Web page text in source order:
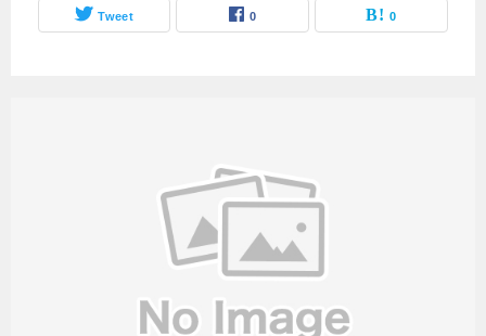
Tweet 0 0